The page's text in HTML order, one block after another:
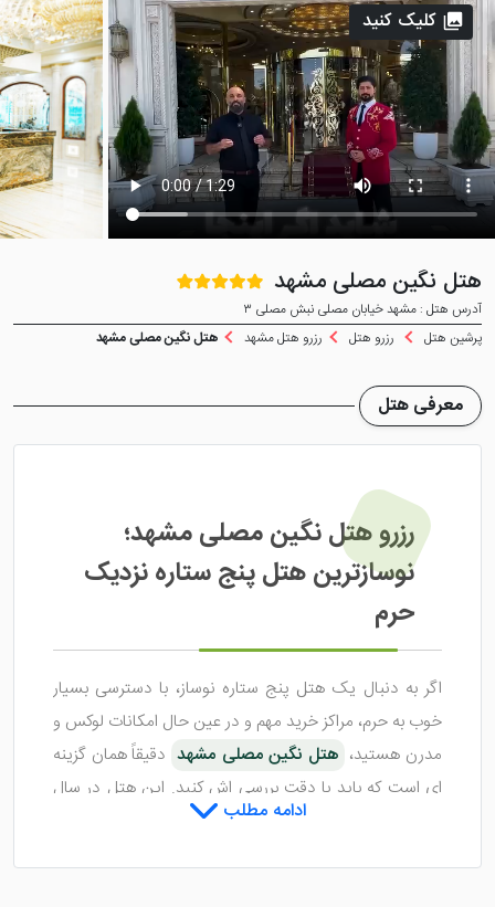
هتل نگین مصلی مشهد
آدرس هتل : مشهد خیابان مصلی نبش مصلی ۳
پرشین هتل
رزرو هتل رزرو هتل مشهد هتل نگین مصلی مشهد
کلیک کنید
معرفی هتل
رزرو هتل نگین مصلی مشهد؛
نوسازترین هتل پنج ستاره نزدیک
حرم
اگر به دنبال یک هتل پنج ستاره نوساز، با دسترسی بسیار
خوب به حرم، مراکز خرید مهم و در عین حال امکانات لوکس و
مدرن هستید، هتل نگین مصلی مشهد دقیقاً همان گزینه
ای است که باید با دقت بررسی اش کنید. این هتل در سال
ادامه مطلب